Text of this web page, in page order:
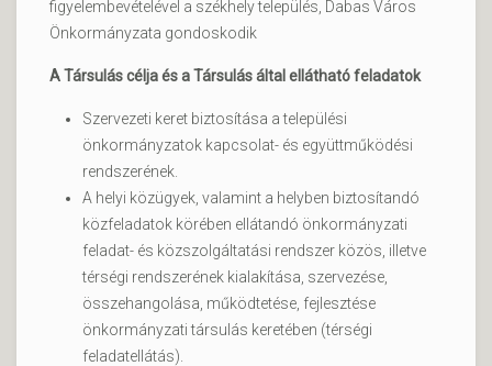
figyelembevételével a székhely település, Dabas Város
Önkormányzata gondoskodik
A Társulás célja és a Társulás által ellátható feladatok
Szervezeti keret biztosítása a települési
önkormányzatok kapcsolat- és együttműködési
rendszerének.
A helyi közügyek, valamint a helyben biztosítandó
közfeladatok körében ellátandó önkormányzati
feladat- és közszolgáltatási rendszer közös, illetve
térségi rendszerének kialakítása, szervezése,
összehangolása, működtetése, fejlesztése
önkormányzati társulás keretében (térségi
feladatellátás).